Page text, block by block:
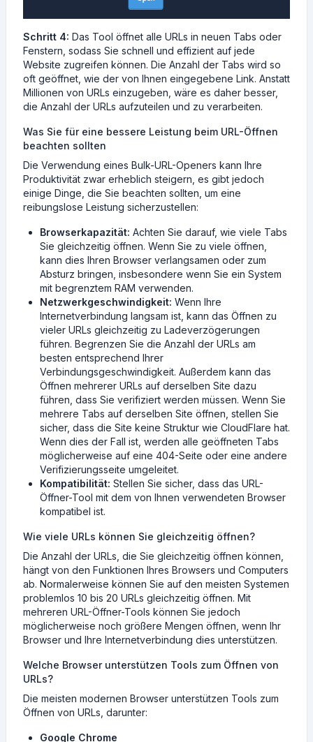
Schritt 4: Das Tool öffnet alle URLs in neuen Tabs oder
Fenstern, sodass Sie schnell und effizient auf jede
Website zugreifen können. Die Anzahl der Tabs wird so
oft geöffnet, wie der von Ihnen eingegebene Link. Anstatt
Millionen von URLs einzugeben, wäre es daher besser,
die Anzahl der URLs aufzuteilen und zu verarbeiten.
Was Sie für eine bessere Leistung beim URL-Öffnen
beachten sollten
Die Verwendung eines Bulk-URL-Openers kann Ihre
Produktivität zwar erheblich steigern, es gibt jedoch
einige Dinge, die Sie beachten sollten, um eine
reibungslose Leistung sicherzustellen:
Browserkapazität: Achten Sie darauf, wie viele Tabs
Sie gleichzeitig öffnen. Wenn Sie zu viele öffnen,
kann dies Ihren Browser verlangsamen oder zum
Absturz bringen, insbesondere wenn Sie ein System
mit begrenztem RAM verwenden.
Netzwerkgeschwindigkeit: Wenn Ihre
Internetverbindung langsam ist, kann das Öffnen zu
vieler URLs gleichzeitig zu Ladeverzögerungen
führen. Begrenzen Sie die Anzahl der URLs am
besten entsprechend Ihrer
Verbindungsgeschwindigkeit. Außerdem kann das
Öffnen mehrerer URLs auf derselben Site dazu
führen, dass Sie verifiziert werden müssen. Wenn Sie
mehrere Tabs auf derselben Site öffnen, stellen Sie
sicher, dass die Site keine Struktur wie CloudFlare hat.
Wenn dies der Fall ist, werden alle geöffneten Tabs
möglicherweise auf eine 404-Seite oder eine andere
Verifizierungsseite umgeleitet.
Kompatibilität: Stellen Sie sicher, dass das URL-
Öffner-Tool mit dem von Ihnen verwendeten Browser
kompatibel ist.
Wie viele URLs können Sie gleichzeitig öffnen?
Die Anzahl der URLs, die Sie gleichzeitig öffnen können,
hängt von den Funktionen Ihres Browsers und Computers
ab. Normalerweise können Sie auf den meisten Systemen
problemlos 10 bis 20 URLs gleichzeitig öffnen. Mit
mehreren URL-Öffner-Tools können Sie jedoch
möglicherweise noch größere Mengen öffnen, wenn Ihr
Browser und Ihre Internetverbindung dies unterstützen.
Welche Browser unterstützen Tools zum Öffnen von
URLs?
Die meisten modernen Browser unterstützen Tools zum
Öffnen von URLs, darunter:
Google Chrome